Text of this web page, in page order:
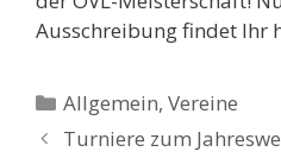
Ausschreibung findet Ihr
Kategorien
Allgemein,Vereine
Turniere zum